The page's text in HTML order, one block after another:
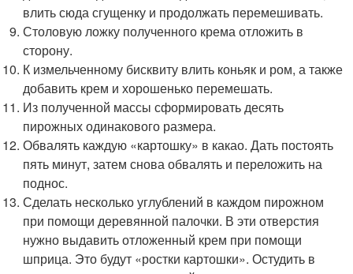
влить сюда сгущенку и продолжать перемешивать.
Столовую ложку полученного крема отложить в
сторону.
К измельченному бисквиту влить коньяк и ром, а также
добавить крем и хорошенько перемешать.
Из полученной массы сформировать десять
пирожных одинакового размера.
Обвалять каждую «картошку» в какао. Дать постоять
пять минут, затем снова обвалять и переложить на
поднос.
Сделать несколько углублений в каждом пирожном
при помощи деревянной палочки. В эти отверстия
нужно выдавить отложенный крем при помощи
шприца. Это будут «ростки картошки». Остудить в